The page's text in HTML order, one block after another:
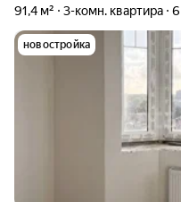
91,4 м² 3-комн. квартира 6
новостройка